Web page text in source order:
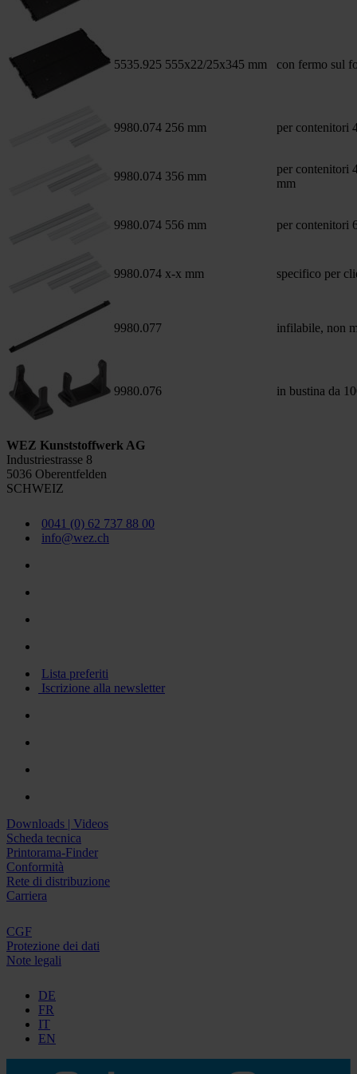
5535.925 555x22/25x345 mm con fermo sul
9980.074 256 mm per contenitori
9980.074 356 mm
per contenitori
mm
9980.074 556 mm per contenitori
9980.074 x-x mm specifico per
9980.077 infilabile, non
9980.076 in bustina da
WEZ Kunststoffwerk AG
Industriestrasse 8
5036 Oberentfelden
SCHWEIZ
0041 (0) 62 737 88 00
info@wez.ch
Lista preferiti
Iscrizione alla newsletter
Downloads | Videos
Scheda tecnica
Printorama-Finder
Conformità
Rete di distribuzione
Carriera
CGF
Protezione dei dati
Note legali
DE
FR
IT
EN